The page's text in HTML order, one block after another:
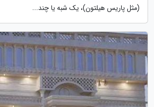
(مثل پاریس هیلتون)، یک شبه یا چند...